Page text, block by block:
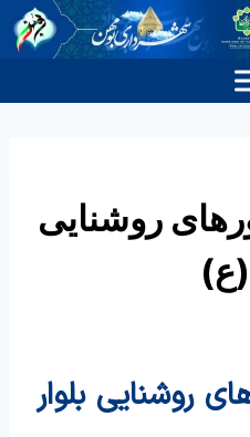
روشنایی
(ع)
روشنایی بلوار